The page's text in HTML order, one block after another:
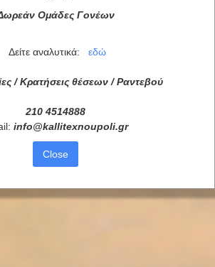
Ομάδες Γονέων
Δείτε αναλυτικά: εδώ
/ Κρατήσεις θέσεων / Ραντεβού
210 4514888
info@kallitexnoupoli.gr
Close